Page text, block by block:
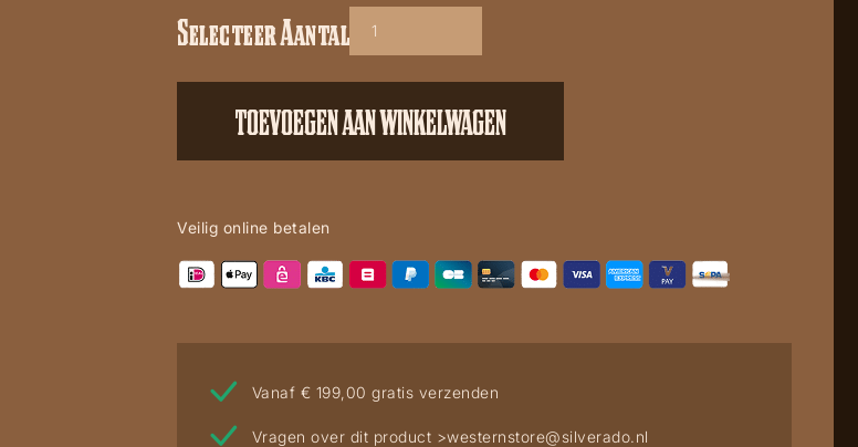
Corral
Selecteer Aantal
TOEVOEGEN AAN WINKELWAGEN
Veilig online betalen
Vanaf € 199,00 gratis verzenden
Vragen over dit product >westernstore@silverado.nl